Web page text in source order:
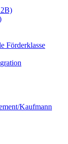
Förderklasse
Kaufmann